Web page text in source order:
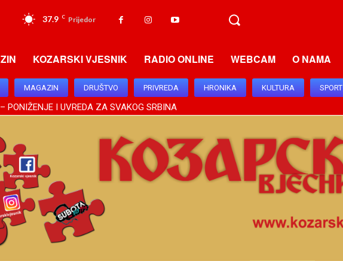
37.9 C Prijedor
KOZARSKI VJESNIK RADIO ONLINE WEBCAM O NAMA
MAGAZIN DRUŠTVO PRIVREDA HRONIKA KULTURA SPORT
PONIŽENJE I UVREDA ZA SVAKOG SRBINA